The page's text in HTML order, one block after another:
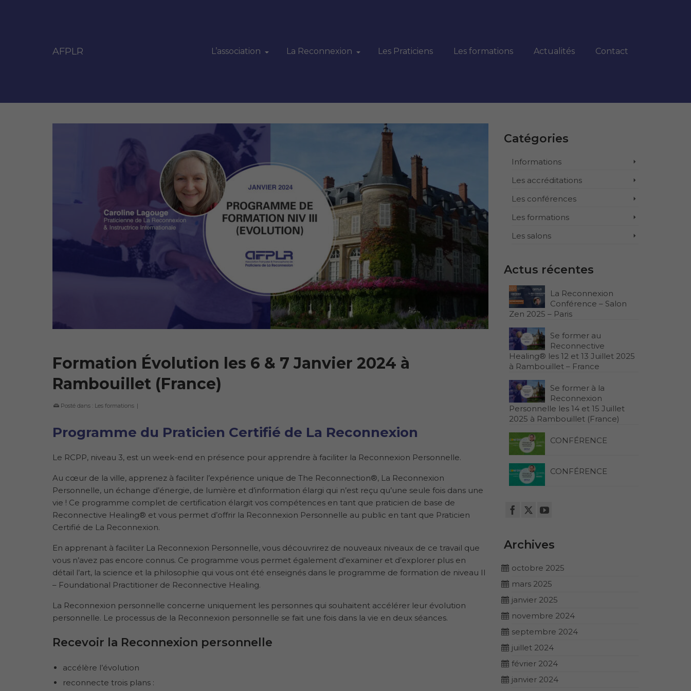
AFPLR L’association La Reconnexion Les Praticiens Les formations Actualités Contact
Formation Évolution les 6 & 7 Janvier 2024 à
Rambouillet (France)
Posté dans : Les formations |
Programme du Praticien Certifié de La Reconnexion
Le RCPP, niveau 3, est un week-end en présence pour apprendre à faciliter la Reconnexion Personnelle.
Au cœur de la ville, apprenez à faciliter l’expérience unique de The Reconnection®, La Reconnexion
Personnelle, un échange d’énergie, de lumière et d’information élargi qui n’est reçu qu’une seule fois dans une
vie ! Ce programme complet de certification élargit vos compétences en tant que praticien de base de
Reconnective Healing® et vous permet d’offrir la Reconnexion Personnelle au public en tant que Praticien
Certifié de La Reconnexion.
En apprenant à faciliter La Reconnexion Personnelle, vous découvrirez de nouveaux niveaux de ce travail que
vous n’avez pas encore connus. Ce programme vous permet également d’examiner et d’explorer plus en
détail l’art, la science et la philosophie qui vous ont été enseignés dans le programme de formation de niveau II
– Foundational Practitioner de Reconnective Healing.
La Reconnexion personnelle concerne uniquement les personnes qui souhaitent accélérer leur évolution
personnelle. Le processus de la Reconnexion personnelle se fait une fois dans la vie en deux séances.
Recevoir la Reconnexion personnelle
accélère l’évolution
reconnecte trois plans :
Catégories
Informations
Les accréditations
Les conférences
Les formations
Les salons
Actus récentes
La Reconnexion
Conférence – Salon
Zen 2025 – Paris
Se former au
Reconnective
Healing® les 12 et 13 Juillet 2025
à Rambouillet – France
Se former à la
Reconnexion
Personnelle les 14 et 15 Juillet
2025 à Rambouillet (France)
CONFÉRENCE
CONFÉRENCE
Archives
octobre 2025
mars 2025
janvier 2025
novembre 2024
septembre 2024
juillet 2024
février 2024
janvier 2024